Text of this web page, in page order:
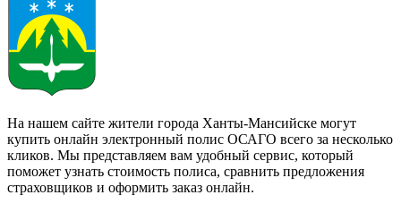
На нашем сайте жители города Ханты-Мансийске могут
купить онлайн электронный полис ОСАГО всего за несколько
кликов. Мы представляем вам удобный сервис, который
поможет узнать стоимость полиса, сравнить предложения
страховщиков и оформить заказ онлайн.